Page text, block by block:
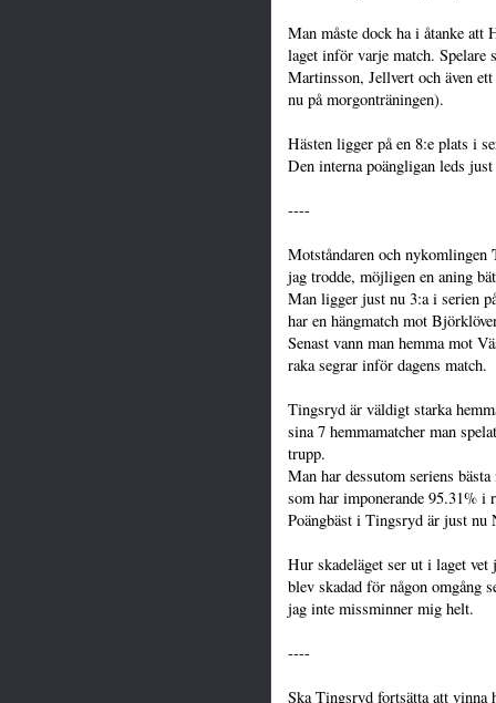
Man måste dock ha i åtanke att
laget inför varje match.
Martinsson, Jellvert och även
nu på morgonträningen).
Hästen ligger på en 8:e plats i
Den interna poängligan leds
----
Motståndaren och nykomlingen
jag trodde, möjligen en aning
Man ligger just nu 3:a i serien
har en hängmatch mot
Senast vann man hemma mot
raka segrar inför dagens match.
Tingsryd är väldigt starka
sina 7 hemmamatcher man
trupp.
Man har dessutom seriens
som har imponerande 95.31% i
Poängbäst i Tingsryd är just nu
Hur skadeläget ser ut i laget
blev skadad för någon omgång
jag inte missminner mig helt.
----
Ska Tingsryd fortsätta att